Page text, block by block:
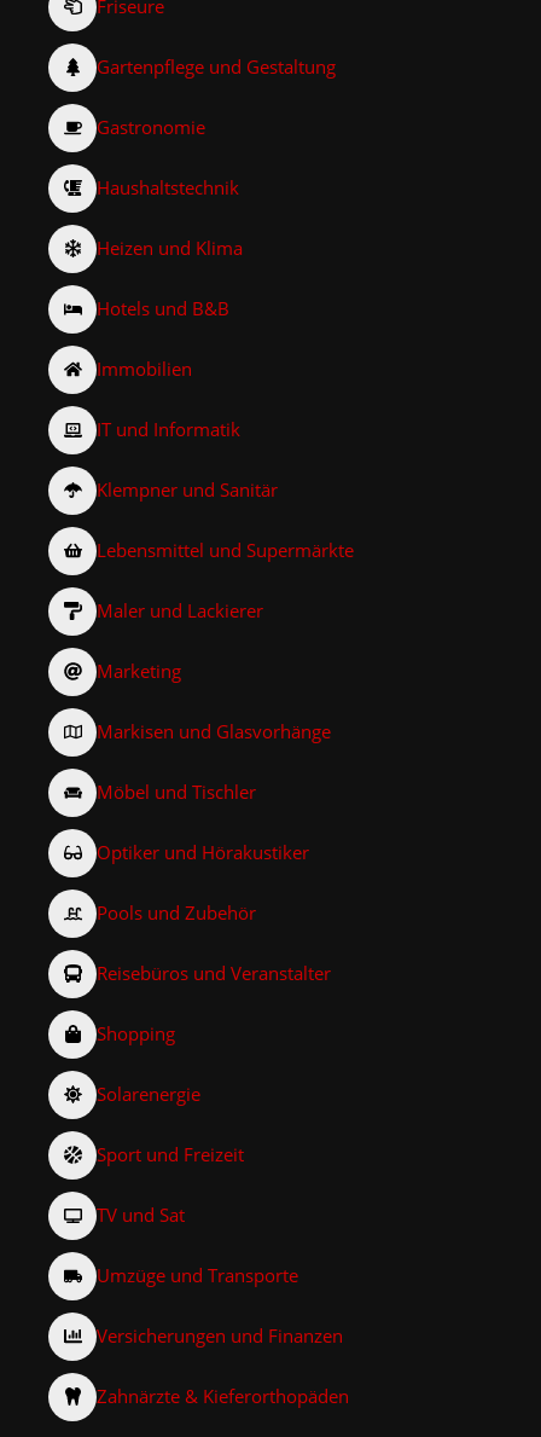
Friseure
Gartenpflege und Gestaltung
Gastronomie
Haushaltstechnik
Heizen und Klima
Hotels und B&B
Immobilien
IT und Informatik
Klempner und Sanitär
Lebensmittel und Supermärkte
Maler und Lackierer
Marketing
Markisen und Glasvorhänge
Möbel und Tischler
Optiker und Hörakustiker
Pools und Zubehör
Reisebüros und Veranstalter
Shopping
Solarenergie
Sport und Freizeit
TV und Sat
Umzüge und Transporte
Versicherungen und Finanzen
Zahnärzte & Kieferorthopäden